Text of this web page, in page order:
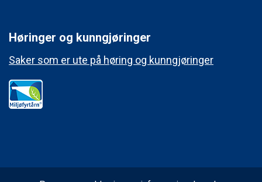
Høringer og kunngjøringer
Saker som er ute på høring og kunngjøringer